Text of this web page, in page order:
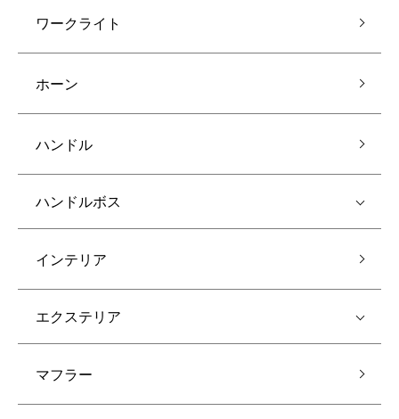
ワークライト
ホーン
ハンドル
ハンドルボス
インテリア
エクステリア
マフラー